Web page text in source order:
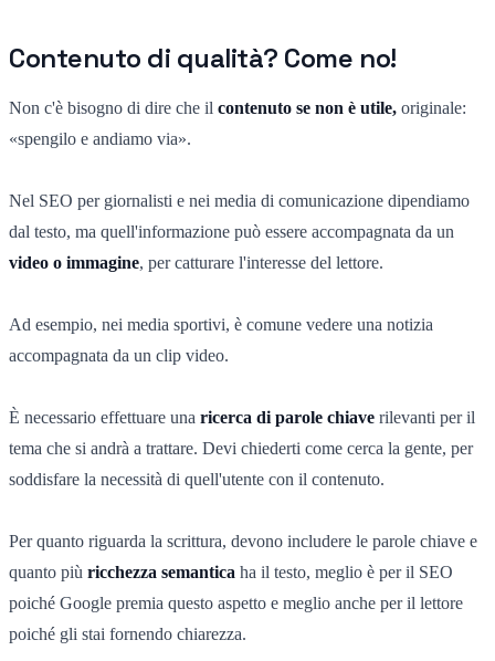
Contenuto di qualità? Come no!
Non c'è bisogno di dire che il contenuto se non è utile, originale:
«spengilo e andiamo via».
Nel SEO per giornalisti e nei media di comunicazione dipendiamo
dal testo, ma quell'informazione può essere accompagnata da un
video o immagine, per catturare l'interesse del lettore.
Ad esempio, nei media sportivi, è comune vedere una notizia
accompagnata da un clip video.
È necessario effettuare una ricerca di parole chiave rilevanti per il
tema che si andrà a trattare. Devi chiederti come cerca la gente, per
soddisfare la necessità di quell'utente con il contenuto.
Per quanto riguarda la scrittura, devono includere le parole chiave e
quanto più ricchezza semantica ha il testo, meglio è per il SEO
poiché Google premia questo aspetto e meglio anche per il lettore
poiché gli stai fornendo chiarezza.